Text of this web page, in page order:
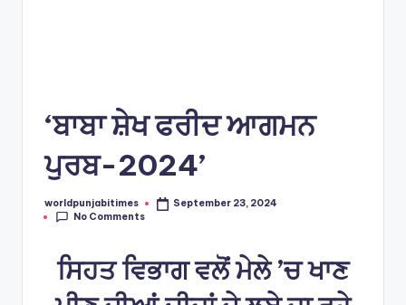
‘ਬਾਬਾ ਸ਼ੇਖ ਫਰੀਦ ਆਗਮਨ
ਪੁਰਬ-2024’
Posted
by
worldpunjabitimes
September 23, 2024
No Comments
ਸਿਹਤ ਵਿਭਾਗ ਵਲੋਂ ਮੇਲੇ ’ਚ ਖਾਣ